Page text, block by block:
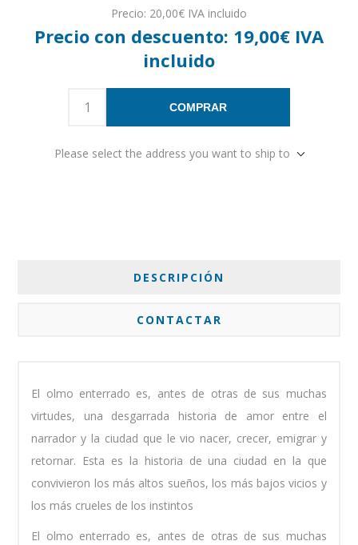
Precio: 20,00€ IVA incluido
Precio con descuento: 19,00€ IVA
incluido
COMPRAR
Please select the address you want to ship to
DESCRIPCIÓN
CONTACTAR
El olmo enterrado es, antes de otras de sus muchas
virtudes, una desgarrada historia de amor entre el
narrador y la ciudad que le vio nacer, crecer, emigrar y
retornar. Esta es la historia de una ciudad en la que
convivieron los más altos sueños, los más bajos vicios y
los más crueles de los instintos
El olmo enterrado es, antes de otras de sus muchas